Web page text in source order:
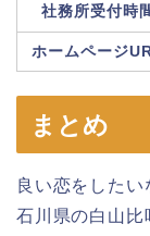
社務所受付時
ホームページ
まとめ
良い恋をしたい
石川県の白山比